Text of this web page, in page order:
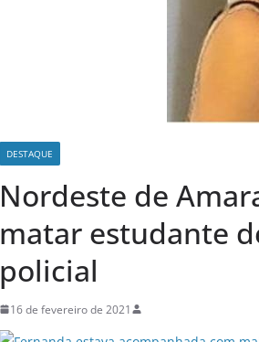
DESTAQUE
Nordeste de
matar estudante
policial
16 de fevereiro de 2021